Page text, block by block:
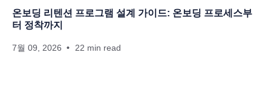
온보딩 리텐션 프로그램 설계 가이드: 온보딩 프로세스부
터 정착까지
7월 09, 2026 22 min read